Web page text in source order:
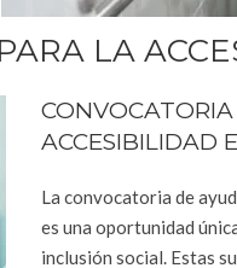
LA
ACCESIBILIDAD
La convocatoria de
es una oportunidad
inclusión social. Estas